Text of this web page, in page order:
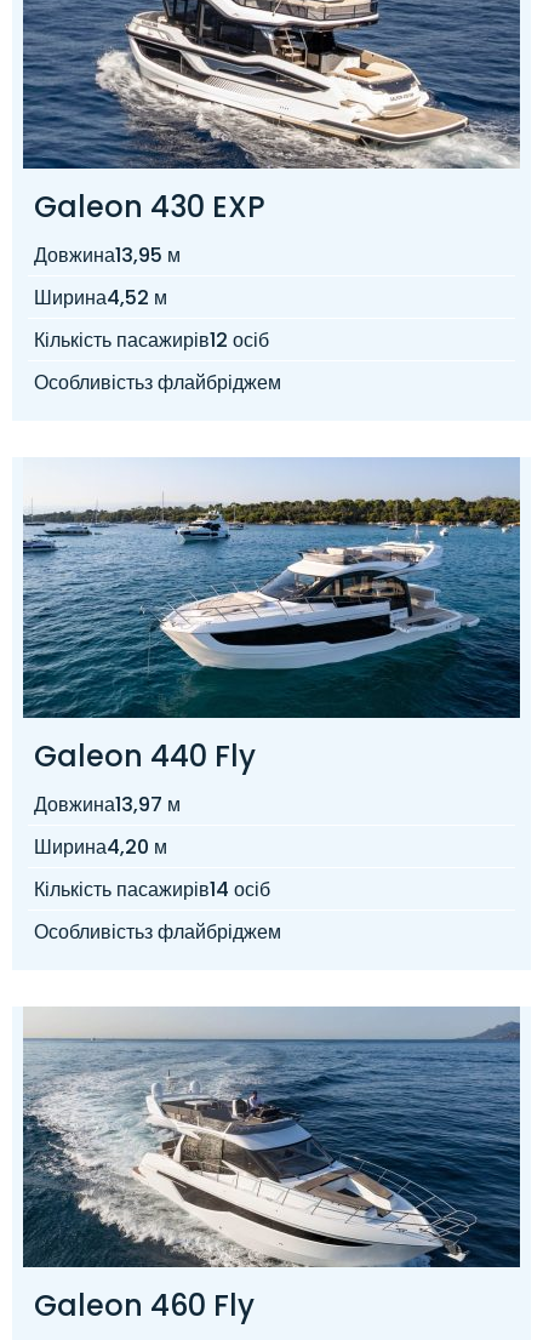
Galeon 430 EXP
Довжина13,95 м
Ширина4,52 м
Кількість пасажирів12 осіб
Особливістьз флайбріджем
Galeon 440 Fly
Довжина13,97 м
Ширина4,20 м
Кількість пасажирів14 осіб
Особливістьз флайбріджем
Galeon 460 Fly